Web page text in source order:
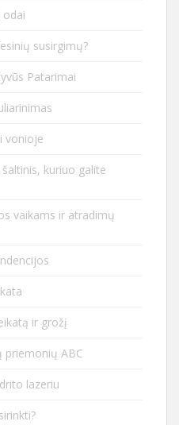
odai
susirgimų?
Patarimai
vonioje
kuriuo galite
vaikams ir atradimų
ir grožį
priemonių ABC
lazeriu